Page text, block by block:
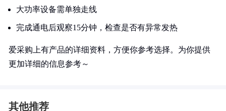
大功率设备需单独走线
完成通电后观察15分钟，检查是否有异常发热
爱采购上有产品的详细资料，方便你参考选择。为你提供
更加详细的信息参考～
其他推荐